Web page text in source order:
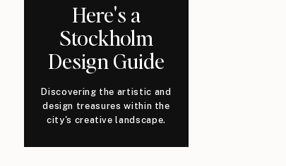
Here's a
Stockholm
Design Guide
Discovering the artistic and
design treasures within the
city's creative landscape.